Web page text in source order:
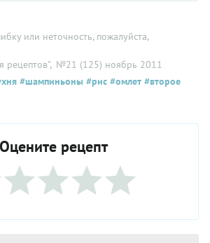
или неточность, пожалуйста,
рецептов", №21 (125) ноябрь 2011
#шампиньоны #рис #омлет #второе
Оцените рецепт